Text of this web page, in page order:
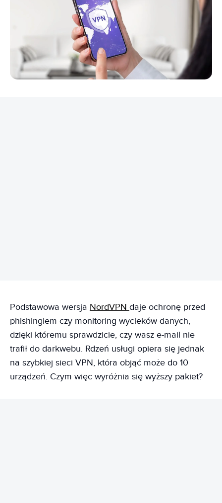
Podstawowa wersja NordVPN daje ochronę przed
phishingiem czy monitoring wycieków danych,
dzięki któremu sprawdzicie, czy wasz e-mail nie
trafił do darkwebu. Rdzeń usługi opiera się jednak
na szybkiej sieci VPN, która objąć może do 10
urządzeń. Czym więc wyróżnia się wyższy pakiet?